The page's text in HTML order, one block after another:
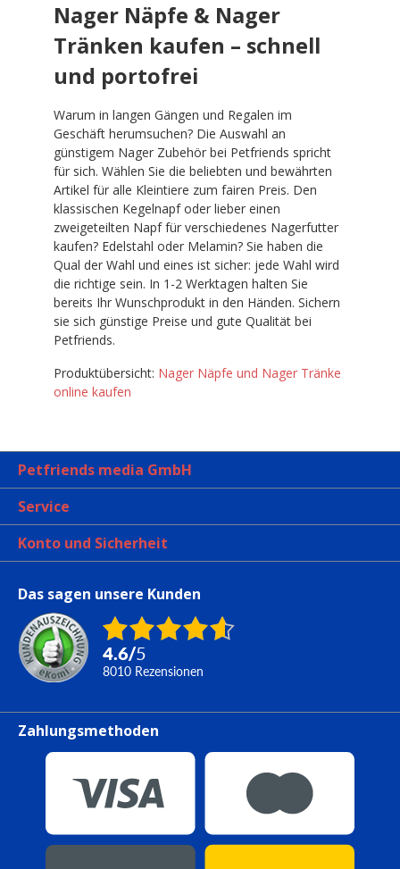
Nager Näpfe & Nager
Tränken kaufen – schnell
und portofrei
Warum in langen Gängen und Regalen im
Geschäft herumsuchen? Die Auswahl an
günstigem Nager Zubehör bei Petfriends spricht
für sich. Wählen Sie die beliebten und bewährten
Artikel für alle Kleintiere zum fairen Preis. Den
klassischen Kegelnapf oder lieber einen
zweigeteilten Napf für verschiedenes Nagerfutter
kaufen? Edelstahl oder Melamin? Sie haben die
Qual der Wahl und eines ist sicher: jede Wahl wird
die richtige sein. In 1-2 Werktagen halten Sie
bereits Ihr Wunschprodukt in den Händen. Sichern
sie sich günstige Preise und gute Qualität bei
Petfriends.
Produktübersicht: Nager Näpfe und Nager Tränke
online kaufen
Petfriends media GmbH
Service
Konto und Sicherheit
Das sagen unsere Kunden
4.6/5
8010 Rezensionen
Zahlungsmethoden